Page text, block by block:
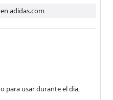
adidas.com
para usar durante el dia,